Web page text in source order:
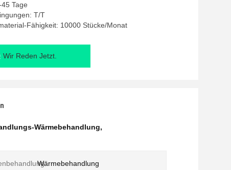
Tage
T/T
Fähigkeit: 10000 Stücke/Monat
Wir Reden Jetzt.
Wärmebehandlung,
Wärmebehandlung